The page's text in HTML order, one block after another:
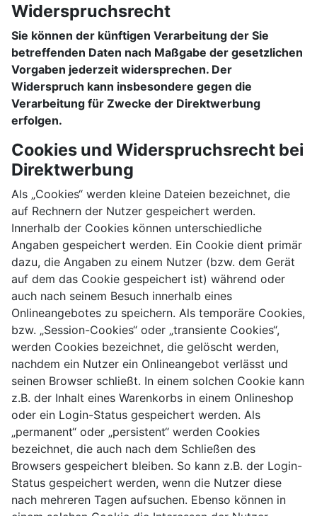
Widerspruchsrecht
Sie können der künftigen Verarbeitung der Sie
betreffenden Daten nach Maßgabe der gesetzlichen
Vorgaben jederzeit widersprechen. Der
Widerspruch kann insbesondere gegen die
Verarbeitung für Zwecke der Direktwerbung
erfolgen.
Cookies und Widerspruchsrecht bei
Direktwerbung
Als „Cookies“ werden kleine Dateien bezeichnet, die
auf Rechnern der Nutzer gespeichert werden.
Innerhalb der Cookies können unterschiedliche
Angaben gespeichert werden. Ein Cookie dient primär
dazu, die Angaben zu einem Nutzer (bzw. dem Gerät
auf dem das Cookie gespeichert ist) während oder
auch nach seinem Besuch innerhalb eines
Onlineangebotes zu speichern. Als temporäre Cookies,
bzw. „Session-Cookies“ oder „transiente Cookies“,
werden Cookies bezeichnet, die gelöscht werden,
nachdem ein Nutzer ein Onlineangebot verlässt und
seinen Browser schließt. In einem solchen Cookie kann
z.B. der Inhalt eines Warenkorbs in einem Onlineshop
oder ein Login-Status gespeichert werden. Als
„permanent“ oder „persistent“ werden Cookies
bezeichnet, die auch nach dem Schließen des
Browsers gespeichert bleiben. So kann z.B. der Login-
Status gespeichert werden, wenn die Nutzer diese
nach mehreren Tagen aufsuchen. Ebenso können in